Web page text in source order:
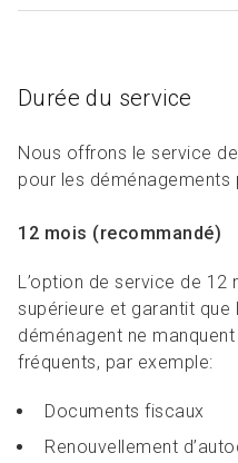
Durée du service
Nous offrons le service
pour les déménagements
12 mois (recommandé)
L’option de service de
supérieure et garantit que
déménagent ne
fréquents, par exemple:
Documents fiscaux
Renouvellement